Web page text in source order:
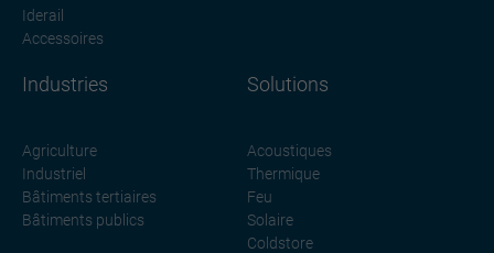
Iderail
Accessoires
Industries
Agriculture
Industriel
Bâtiments tertiaires
Bâtiments publics
Solutions
Acoustiques
Thermique
Feu
Solaire
Coldstore